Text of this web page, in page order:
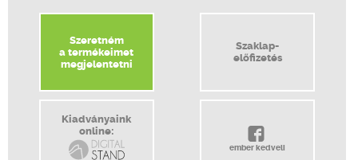
Szeretném
a termékeimet
megjelentetni
Szaklap-
előfizetés
Kiadványaink
online:
ember kedveli